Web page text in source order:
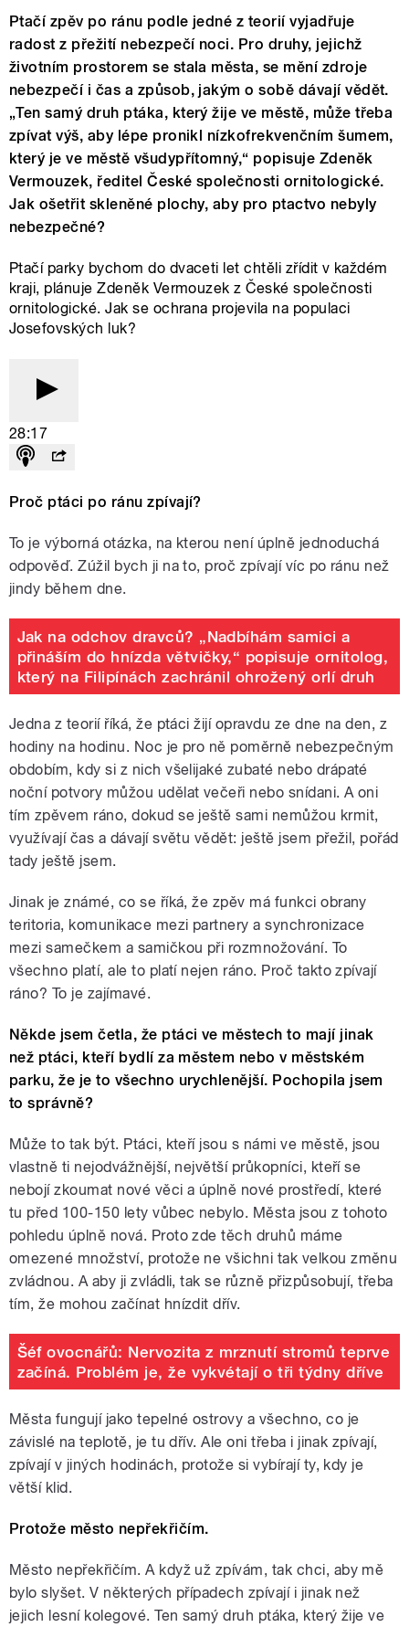
Ptačí zpěv po ránu podle jedné z teorií vyjadřuje
radost z přežití nebezpečí noci. Pro druhy, jejichž
životním prostorem se stala města, se mění zdroje
nebezpečí i čas a způsob, jakým o sobě dávají vědět.
„Ten samý druh ptáka, který žije ve městě, může třeba
zpívat výš, aby lépe pronikl nízkofrekvenčním šumem,
který je ve městě všudypřítomný,“ popisuje Zdeněk
Vermouzek, ředitel České společnosti ornitologické.
Jak ošetřit skleněné plochy, aby pro ptactvo nebyly
nebezpečné?
Ptačí parky bychom do dvaceti let chtěli zřídit v každém
kraji, plánuje Zdeněk Vermouzek z České společnosti
ornitologické. Jak se ochrana projevila na populaci
Josefovských luk?
28:17
Proč ptáci po ránu zpívají?
To je výborná otázka, na kterou není úplně jednoduchá
odpověď. Zúžil bych ji na to, proč zpívají víc po ránu než
jindy během dne.
Jak na odchov dravců? „Nadbíhám samici a
přináším do hnízda větvičky,“ popisuje ornitolog,
který na Filipínách zachránil ohrožený orlí druh
Jedna z teorií říká, že ptáci žijí opravdu ze dne na den, z
hodiny na hodinu. Noc je pro ně poměrně nebezpečným
obdobím, kdy si z nich všelijaké zubaté nebo drápaté
noční potvory můžou udělat večeři nebo snídani. A oni
tím zpěvem ráno, dokud se ještě sami nemůžou krmit,
využívají čas a dávají světu vědět: ještě jsem přežil, pořád
tady ještě jsem.
Jinak je známé, co se říká, že zpěv má funkci obrany
teritoria, komunikace mezi partnery a synchronizace
mezi samečkem a samičkou při rozmnožování. To
všechno platí, ale to platí nejen ráno. Proč takto zpívají
ráno? To je zajímavé.
Někde jsem četla, že ptáci ve městech to mají jinak
než ptáci, kteří bydlí za městem nebo v městském
parku, že je to všechno urychlenější. Pochopila jsem
to správně?
Může to tak být. Ptáci, kteří jsou s námi ve městě, jsou
vlastně ti nejodvážnější, největší průkopníci, kteří se
nebojí zkoumat nové věci a úplně nové prostředí, které
tu před 100-150 lety vůbec nebylo. Města jsou z tohoto
pohledu úplně nová. Proto zde těch druhů máme
omezené množství, protože ne všichni tak velkou změnu
zvládnou. A aby ji zvládli, tak se různě přizpůsobují, třeba
tím, že mohou začínat hnízdit dřív.
Šéf ovocnářů: Nervozita z mrznutí stromů teprve
začíná. Problém je, že vykvétají o tři týdny dříve
Města fungují jako tepelné ostrovy a všechno, co je
závislé na teplotě, je tu dřív. Ale oni třeba i jinak zpívají,
zpívají v jiných hodinách, protože si vybírají ty, kdy je
větší klid.
Protože město nepřekřičím.
Město nepřekřičím. A když už zpívám, tak chci, aby mě
bylo slyšet. V některých případech zpívají i jinak než
jejich lesní kolegové. Ten samý druh ptáka, který žije ve